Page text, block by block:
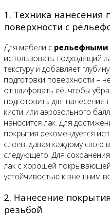
1. Техника нанесения
поверхности с
Для мебели с рельефными
использовать подходящий
текстуру и добавляет
подготовки поверхности –
отшлифовать её, чтобы
подготовить для
кисти или аэрозольного
наносится лак. Для
покрытия рекомендуется
слоев, давая каждому слою
следующего. Для
лак с хорошей
устойчивостью к внешним
2. Нанесение
резьбой